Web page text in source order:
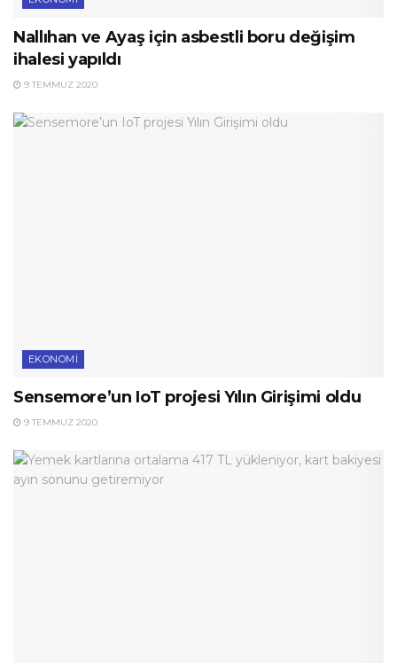
Nallıhan ve Ayaş için asbestli boru değişim
ihalesi yapıldı
9 TEMMUZ 2020
EKONOMI
Sensemore’un IoT projesi Yılın Girişimi oldu
9 TEMMUZ 2020